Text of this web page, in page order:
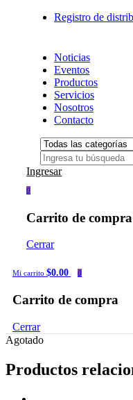
Registro de
Noticias
Eventos
Productos
Servicios
Nosotros
Contacto
Ingresar
0
Carrito de compra
Cerrar
Mi carrito $0.00 0
Carrito de compra
Cerrar
Agotado
Productos